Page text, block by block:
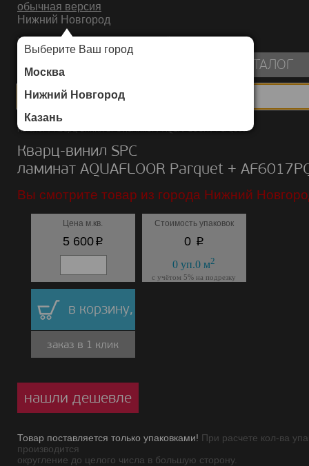
обычная версия
Нижний Новгород
Выберите Ваш город
Москва
Нижний Новгород
Казань
ИНТЕРНЕТ-МАГАЗИН НАПОЛЬНЫХ ПОКРЫТИЙ
КАТАЛОГ
Каталог/Кварц-винил SPC ламинат/AQUAFLOOR/Parquet +
Кварц-винил SPC
ламинат AQUAFLOOR Parquet +
Вы смотрите товар из города Нижний
Цена м.кв.
5 600p
Стоимость упаковок
0 p
0 уп.0 м2
с учётом 5% на подрезку
в корзину,
заказ в 1 клик
нашли дешевле
Товар поставляется только упаковками! При расчете кол-ва
производится
округление до целого числа в большую сторону.